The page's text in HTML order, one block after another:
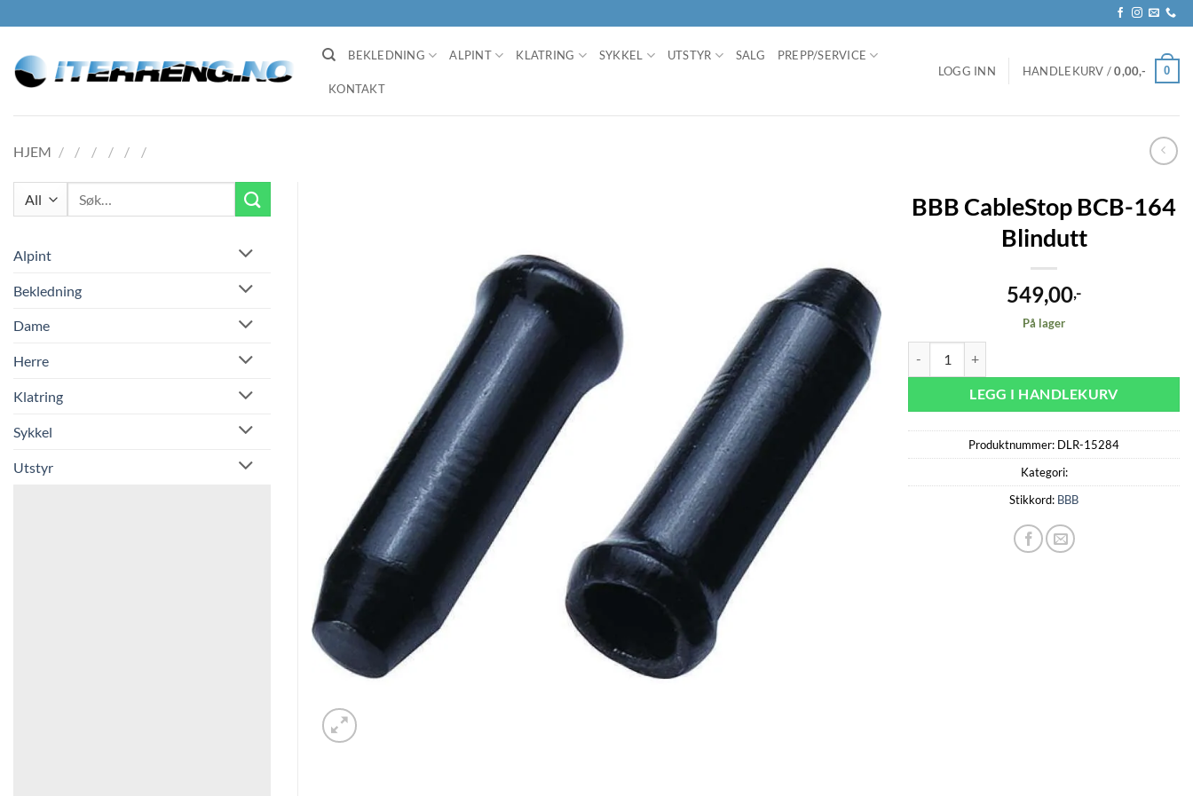
to
content
BEKLEDNING ALPINT KLATRING SYKKEL UTSTYR SALG PREPP/SERVICE
KONTAKT
LOGG INN HANDLEKURV /0,00,- 0
HJEM / / / / / /
BBB CableStop BCB-164
Blindutt
549,00,-
På lager
LEGG I HANDLEKURV
Produktnummer: DLR-15284
Kategori:
Stikkord: BBB
Alpint
Bekledning
Dame
Herre
Klatring
Sykkel
Utstyr